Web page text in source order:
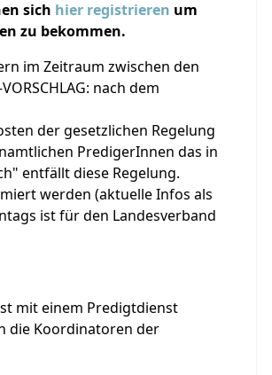
sich hier registrieren um
zu bekommen.
im Zeitraum zwischen den
nach dem
der gesetzlichen Regelung
PredigerInnen das in
entfällt diese Regelung.
werden (aktuelle Infos als
ist für den Landesverband
mit einem Predigtdienst
die Koordinatoren der